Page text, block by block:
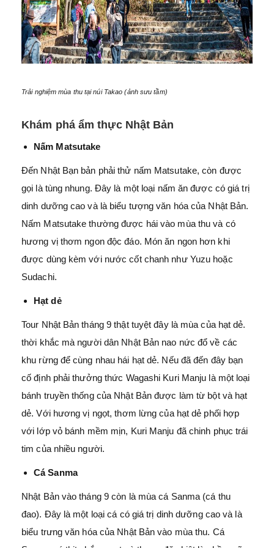
Trải nghiệm mùa thu tại núi Takao (ảnh sưu tầm)
Khám phá ẩm thực Nhật Bản
Nấm Matsutake
Đến Nhật Bạn bản phải thử nấm Matsutake, còn được
gọi là tùng nhung. Đây là một loại nấm ăn được có giá trị
dinh dưỡng cao và là biểu tượng văn hóa của Nhật Bản.
Nấm Matsutake thường được hái vào mùa thu và có
hương vị thơm ngon độc đáo. Món ăn ngon hơn khi
được dùng kèm với nước cốt chanh như Yuzu hoặc
Sudachi.
Hạt dẻ
Tour Nhật Bản tháng 9 thật tuyệt đây là mùa của hạt dẻ.
thời khắc mà người dân Nhật Bản nao nức đổ về các
khu rừng để cùng nhau hái hạt dẻ. Nếu đã đến đây bạn
cố định phải thưởng thức Wagashi Kuri Manju là một loại
bánh truyền thống của Nhật Bản được làm từ bột và hạt
dẻ. Với hương vị ngọt, thơm lừng của hạt dẻ phối hợp
với lớp vỏ bánh mềm mịn, Kuri Manju đã chinh phục trái
tim của nhiều người.
Cá Sanma
Nhật Bản vào tháng 9 còn là mùa cá Sanma (cá thu
đao). Đây là một loại cá có giá trị dinh dưỡng cao và là
biểu trưng văn hóa của Nhật Bản vào mùa thu. Cá